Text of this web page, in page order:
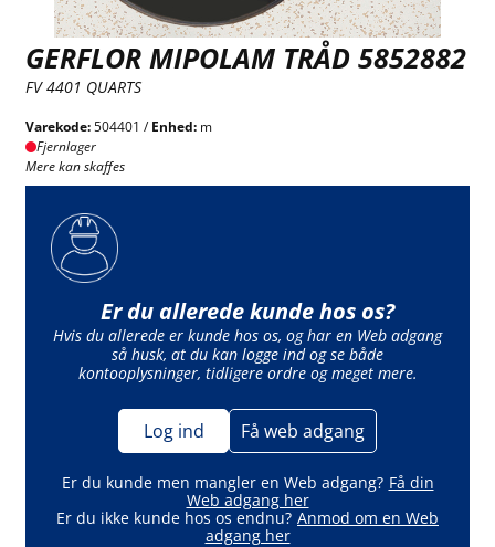
GERFLOR MIPOLAM TRÅD 5852882
FV 4401 QUARTS
Varekode:504401 /Enhed: m
Fjernlager
Mere kan skaffes
Er du allerede kunde hos os?
Hvis du allerede er kunde hos os, og har en Web adgang
så husk, at du kan logge ind og se både
kontooplysninger, tidligere ordre og meget mere.
Log ind Få web adgang
Er du kunde men mangler en Web adgang? Få din
Web adgang her
Er du ikke kunde hos os endnu? Anmod om en Web
adgang her